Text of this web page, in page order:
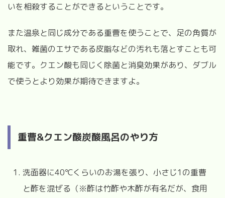
いを相殺することができるということです。
また温泉と同じ成分である重曹を使うことで、足の角質が
取れ、雑菌のエサである皮脂などの汚れも落とすことも可
能です。 クエン酸も同じく除菌と消臭効果があり、ダブル
で使うとより効果が期待できますよ。
重曹&クエン酸炭酸風呂のやり方
洗面器に40℃くらいのお湯を張り、小さじ1の重曹
と酢を混ぜる（※酢は竹酢や木酢が有名だが、食用